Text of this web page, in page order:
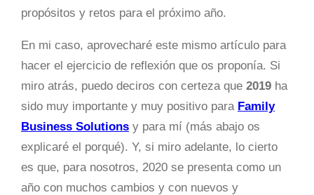
propósitos y retos para el próximo año.
En mi caso, aprovecharé este mismo artículo para
hacer el ejercicio de reflexión que os proponía. Si
miro atrás, puedo deciros con certeza que 2019 ha
sido muy importante y muy positivo para Family
Business Solutions y para mí (más abajo os
explicaré el porqué). Y, si miro adelante, lo cierto
es que, para nosotros, 2020 se presenta como un
año con muchos cambios y con nuevos y